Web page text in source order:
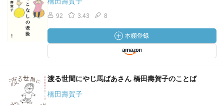
92 3.43 8
渡る世間にやじ馬ばあさん 橋田壽賀子のことば
橋田壽賀子